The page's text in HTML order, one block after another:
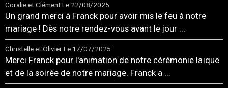
Coralie et ClémentLe 22/08/2025
Un grand merci à Franck pour avoir mis le feu à notre
mariage ! Dès notre rendez-vous avant le jour ...
Christelle et OlivierLe 17/07/2025
Merci Franck pour l'animation de notre cérémonie laïque
et de la soirée de notre mariage. Franck a ...